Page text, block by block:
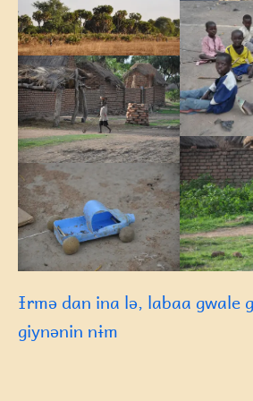
Ɨrmə dan ina lə, labaa gwale
giynənin nɨm